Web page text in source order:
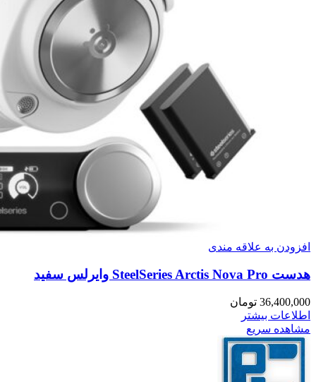
افزودن به علاقه مندی
هدست SteelSeries Arctis Nova Pro وایرلس سفید
36,400,000 تومان
اطلاعات بیشتر
مشاهده سریع